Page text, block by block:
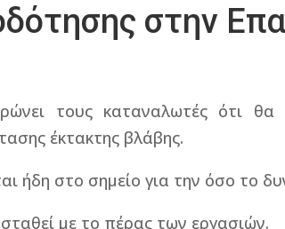
στην
τους καταναλωτές ότι
έκτακτης βλάβης.
ήδη στο σημείο για την όσο το
με το πέρας των εργασιών.